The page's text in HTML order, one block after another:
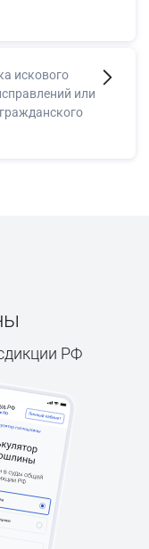
искового
или
РФ